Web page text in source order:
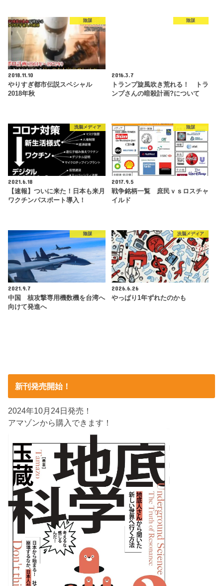
陰謀
2018.11.10
やりすぎ都市伝説スペシャル
2018年秋
陰謀
2016.3.7
トランプ旋風吹き荒れる！ トラ
ンプさんの暗殺計画?について
洗脳メディア
2021.6.18
【速報】ついに来た！日本も来月
ワクチンパスポート導入！
陰謀
2017.9.5
戦争銘柄一覧 庶民ｖｓロスチャ
イルド
陰謀
2021.9.7
中国 核攻撃専用機数機を台湾へ
向けて発進へ
洗脳メディア
2026.6.26
やっぱり1年ずれたのかも
新刊発売開始！
2024年10月24日発売！
アマゾンから購入できます！